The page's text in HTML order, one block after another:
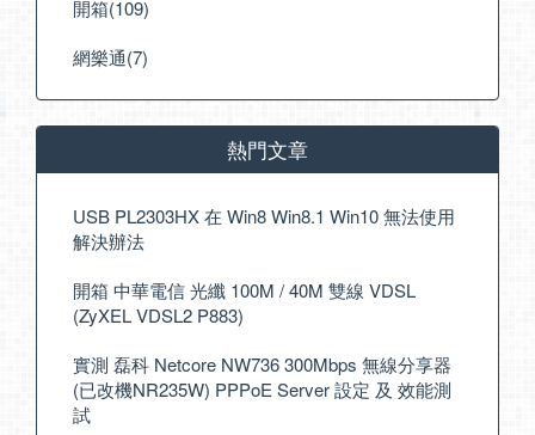
開箱(109)
網樂通(7)
熱門文章
USB PL2303HX 在 Win8 Win8.1 Win10 無法使用
解決辦法
開箱 中華電信 光纖 100M / 40M 雙線 VDSL
(ZyXEL VDSL2 P883)
實測 磊科 Netcore NW736 300Mbps 無線分享器
(已改機NR235W) PPPoE Server 設定 及 效能測
試